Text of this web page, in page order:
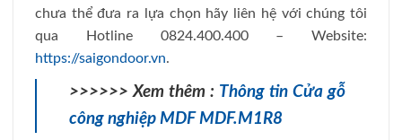
chưa thể đưa ra lựa chọn hãy liên hệ với chúng tôi
qua Hotline 0824.400.400 – Website:
https://saigondoor.vn.
>>>>>> Xem thêm : Thông tin Cửa gỗ
công nghiệp MDF MDF.M1R8